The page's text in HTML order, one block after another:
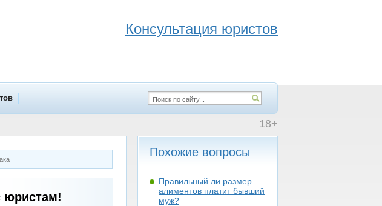
Консультация юристов
18+
юристам!
Похожие вопросы
Правильный ли размер
алиментов платит бывший
муж?